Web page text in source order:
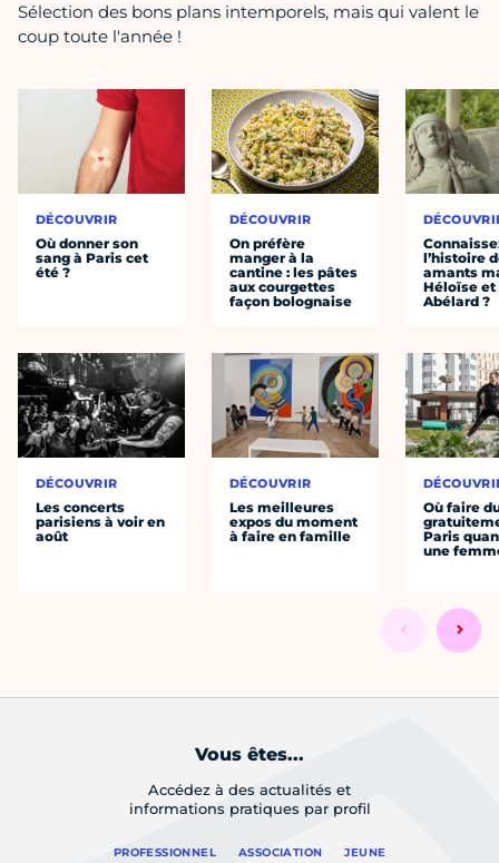
Sélection des bons plans intemporels, mais qui valent le
coup toute l'année !
DÉCOUVRIR
Où donner son
sang à Paris cet
été ?
DÉCOUVRIR
Les concerts
parisiens à voir en
août
DÉCOUVRIR
On préfère
manger à la
cantine : les pâtes
aux courgettes
façon bolognaise
DÉCOUVRIR
Les meilleures
expos du moment
à faire en famille
l’histoire
amants
Héloïse et
Abélard ?
Où faire
Paris
une
Vous êtes...
Accédez à des actualités et
informations pratiques par profil
PROFESSIONNEL ASSOCIATION JEUNE